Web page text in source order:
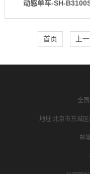
动感单车-SH-
首页 上
全
地址:北京市东城
邮